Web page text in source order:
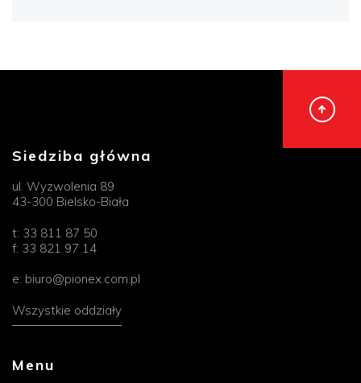
Siedziba główna
ul. Wyzwolenia 89
43-300 Bielsko-Biała
t: 33 811 87 50
f: 33 821 97 14
e: biuro@pionex.com.pl
Wszystkie oddziały
Menu